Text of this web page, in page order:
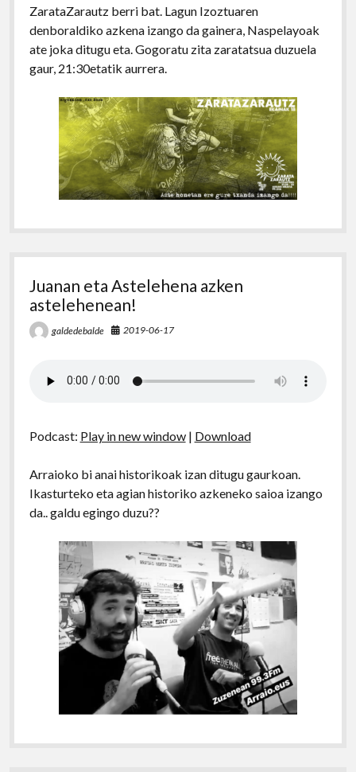
ZarataZarautz berri bat. Lagun Izoztuaren
denboraldiko azkena izango da gainera, Naspelayoak
ate joka ditugu eta. Gogoratu zita zaratatsua duzuela
gaur, 21:30etatik aurrera.
Juanan eta Astelehena azken
astelehenean!
galdedebalde 2019-06-17
Podcast: Play in new window| Download
Arraioko bi anai historikoak izan ditugu gaurkoan.
Ikasturteko eta agian historiko azkeneko saioa izango
da.. galdu egingo duzu??